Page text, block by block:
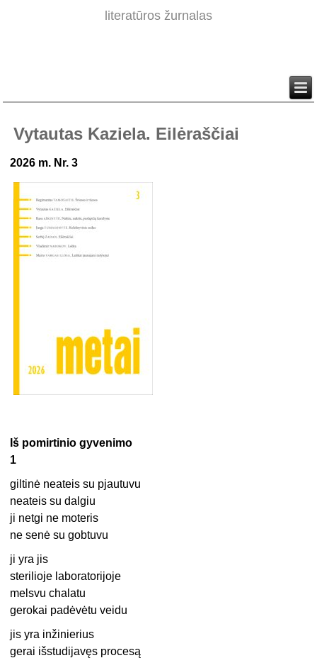
literatūros žurnalas
Vytautas Kaziela. Eilėraščiai
2026 m. Nr. 3
Iš pomirtinio gyvenimo
1
giltinė neateis su pjautuvu
neateis su dalgiu
ji netgi ne moteris
ne senė su gobtuvu
ji yra jis
sterilioje laboratorijoje
melsvu chalatu
gerokai padėvėtu veidu
jis yra inžinierius
gerai išstudijavęs procesą